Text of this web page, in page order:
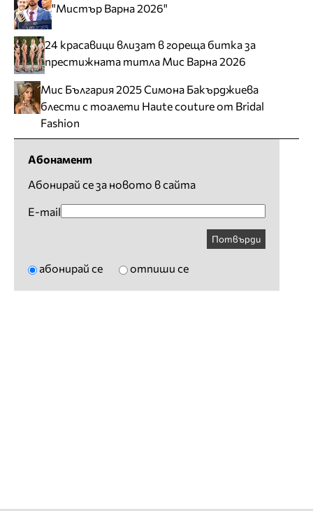
"Мистър Варна 2026"
24 красавици влизат в гореща битка за
престижната титла Мис Варна 2026
Мис България 2025 Симона Бакърджиева
блести с тоалети Haute couture от Bridal
Fashion
Абонамент
Абонирай се за новото в сайта
E-mail
Потвърди
абонирай се отпиши се